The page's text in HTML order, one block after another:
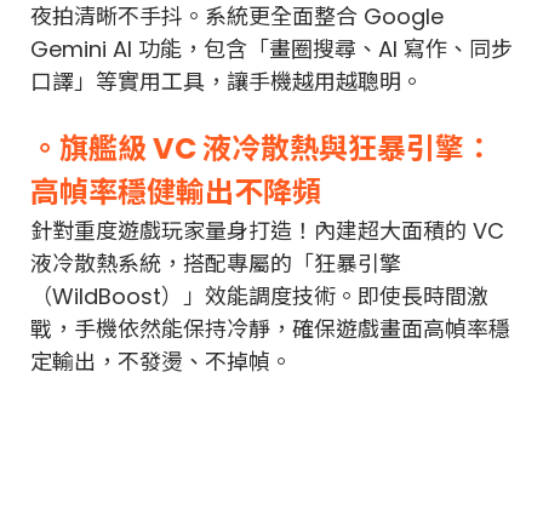
夜拍清晰不手抖。系統更全面整合 Google
Gemini AI 功能，包含「畫圈搜尋、AI 寫作、同步
口譯」等實用工具，讓手機越用越聰明。
。旗艦級 VC 液冷散熱與狂暴引擎：
高幀率穩健輸出不降頻
針對重度遊戲玩家量身打造！內建超大面積的 VC
液冷散熱系統，搭配專屬的「狂暴引擎
（WildBoost）」效能調度技術。即使長時間激
戰，手機依然能保持冷靜，確保遊戲畫面高幀率穩
定輸出，不發燙、不掉幀。